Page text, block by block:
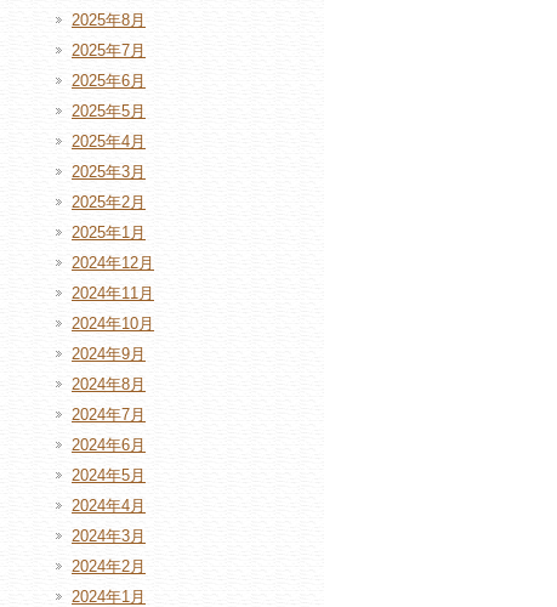
2025年8月
2025年7月
2025年6月
2025年5月
2025年4月
2025年3月
2025年2月
2025年1月
2024年12月
2024年11月
2024年10月
2024年9月
2024年8月
2024年7月
2024年6月
2024年5月
2024年4月
2024年3月
2024年2月
2024年1月